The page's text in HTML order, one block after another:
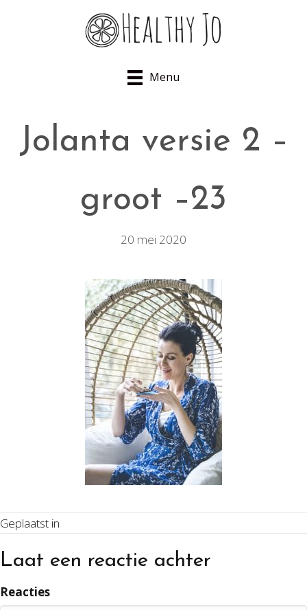
Menu
Jolanta versie 2 –
groot –23
20 mei 2020
Geplaatst in
Laat een reactie achter
Reacties